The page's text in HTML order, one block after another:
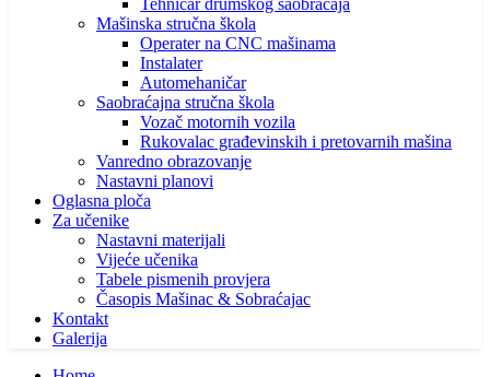
Tehničar drumskog saobraćaja
Mašinska stručna škola
Operater na CNC mašinama
Instalater
Automehaničar
Saobraćajna stručna škola
Vozač motornih vozila
Rukovalac građevinskih i pretovarnih mašina
Vanredno obrazovanje
Nastavni planovi
Oglasna ploča
Za učenike
Nastavni materijali
Vijeće učenika
Tabele pismenih provjera
Časopis Mašinac & Sobraćajac
Kontakt
Galerija